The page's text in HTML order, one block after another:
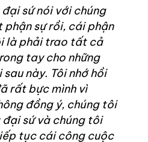
sứ nói với chúng
sự rồi, cái phận
là phải trao tất cả
tay cho những
này. Tôi nhớ hồi
rất bực mình vì
đồng ý, chúng tôi
đại sứ và chúng tôi
tục cái công cuộc